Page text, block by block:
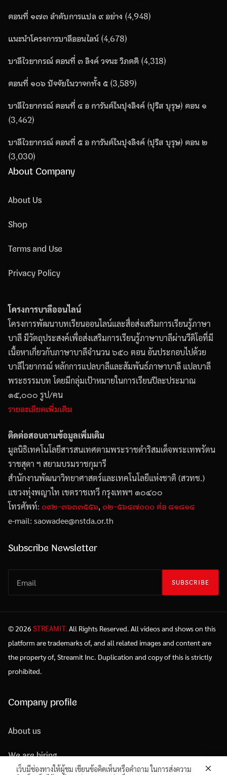
ตอนที่ ๑๗๓ ลำดับการแปล ๙ อย่าง (4,948)
แนะนำโครงการบาลีออนไลน์(4,678)
บาลีไวยากรณ์ ตอนที่ ๓ ลิงค์ วจนะ วิภตติ(4,318)
ตอนที่ ๑๐๖ ปัจจัยในวาจกทั้ง ๕(3,589)
บาลีไวยากรณ์ ตอนที่ ๔ อ การันต์ในปุงลิงค์ (ปุริส บุรุษ) ตอน ๑
(3,462)
บาลีไวยากรณ์ ตอนที่ ๕ อ การันต์ในปุงลิงค์ (ปุริส บุรุษ) ตอน ๒
(3,030)
About Company
About Us
Shop
Terms and Use
Privacy Policy
โครงการบาลีออนไลน์
โครงการพัฒนาบทเรียนออนไลน์และสื่อส่งเสริมการเรียนรู้ภาษา
บาลี มีวัตถุประสงค์เพื่อส่งเสริมการเรียนรู้ภาษาบาลีผ่านวีดิโอที่มี
เนื้อหาเกี่ยวกับภาษาบาลีจำนวน ๖๕๐ ตอน อันประกอบไปด้วย
บาลีไวยากรณ์ หลักการแปลบาลีและสัมพันธ์ภาษาบาลี แปลบาลี
พระธรรมบท โดยมีกลุ่มเป้าหมายในการเรียนปีละประมาณ
๑๕,๐๐๐ รูป/คน
รายละเอียดเพิ่มเติม
ติดต่อสอบถามข้อมูลเพิ่มเติม
มูลนิธิเทคโนโลยีสารสนเทศตามพระราชดำริสมเด็จพระเทพรัตน
ราชสุดา ฯ สยามบรมราชกุมารี
สำนักงานพัฒนาวิทยาศาสตร์และเทคโนโลยีแห่งชาติ (สวทช.)
แขวงทุ่งพญาไท เขตราชเทวี กรุงเทพฯ ๑๐๔๐๐
โทรศัพท์: ๐๙๒-๓๖๓๓๕๕๖, ๐๒-๕๖๔๗๐๐๐ ต่อ ๘๑๘๑๔
e-mail: saowadee@nstda.or.th
Subscribe Newsletter
SUBSCRIBE
© 2026 STREAMIT.All Rights Reserved. All videos and shows on this
platform are trademarks of, and all related images and content are
the property of, Streamit Inc. Duplication and copy of this is strictly
prohibited.
Company profile
About us
We are hiring
เว็บมีช่องทางให้ผู้ชม เขียนข้อคิดเห็นหรือคำถาม ในการส่งความ